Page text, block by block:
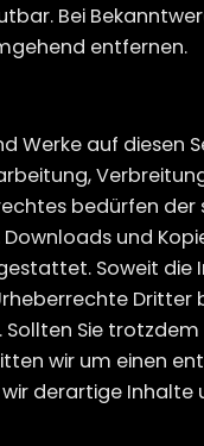
Bei
entfernen.
Werke auf diesen
bedürfen der
und
Soweit die
Sie
wir um einen
derartige